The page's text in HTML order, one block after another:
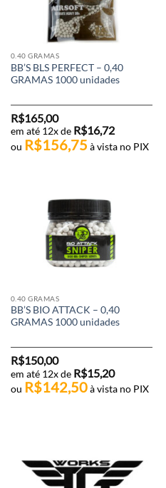
0.40 GRAMAS
BB’S BLS PERFECT – 0,40
GRAMAS 1000 unidades
R$165,00
em até 12x de R$16,72
ou R$156,75 à vista no PIX
0.40 GRAMAS
BB’S BIO ATTACK – 0,40
GRAMAS 1000 unidades
R$150,00
em até 12x de R$15,20
ou R$142,50 à vista no PIX